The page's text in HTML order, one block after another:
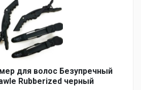
для волос Безупречный
Rubberized черный